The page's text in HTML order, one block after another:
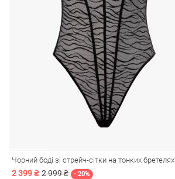
Чорний боді зі стрейч-сітки на тонких бретелях
2 399 ₴ 2 999 ₴ - 20%